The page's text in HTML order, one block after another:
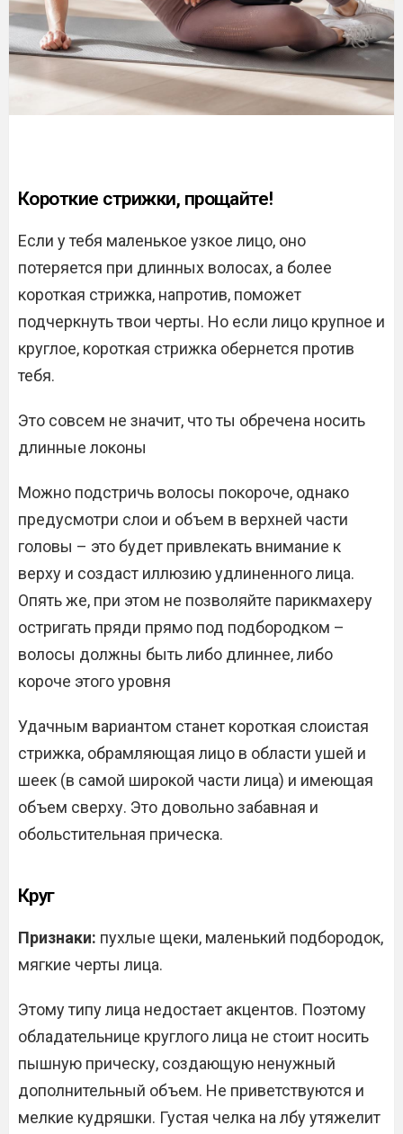
Короткие стрижки, прощайте!
Если у тебя маленькое узкое лицо, оно
потеряется при длинных волосах, а более
короткая стрижка, напротив, поможет
подчеркнуть твои черты. Но если лицо крупное и
круглое, короткая стрижка обернется против
тебя.
Это совсем не значит, что ты обречена носить
длинные локоны
Можно подстричь волосы покороче, однако
предусмотри слои и объем в верхней части
головы – это будет привлекать внимание к
верху и создаст иллюзию удлиненного лица.
Опять же, при этом не позволяйте парикмахеру
остригать пряди прямо под подбородком –
волосы должны быть либо длиннее, либо
короче этого уровня
Удачным вариантом станет короткая слоистая
стрижка, обрамляющая лицо в области ушей и
шеек (в самой широкой части лица) и имеющая
объем сверху. Это довольно забавная и
обольстительная прическа.
Круг
Признаки: пухлые щеки, маленький подбородок,
мягкие черты лица.
Этому типу лица недостает акцентов. Поэтому
обладательнице круглого лица не стоит носить
пышную прическу, создающую ненужный
дополнительный объем. Не приветствуются и
мелкие кудряшки. Густая челка на лбу утяжелит